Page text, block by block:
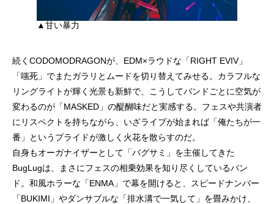
▲甘い暴力
続くCODOMODRAGONが、EDM×ラウドな「RIGHT EVIV」
「嗤死」でまたガラリとムードを切り替えてみせる。カラフルな
リングライトが輝く光景も新鮮で、こうしてバンドごとに空気が
変わるのが「MASKED」の醍醐味だと実感する。フェスや共演者
にリスペクトを持ちながら、いざライブが始まれば「俺たちが一
番」というプライドが激しく火花を散らすのだ。
自身もオーガナイザーとして「バグサミ」を主催してきた
BugLugは、まさにフェスの相乗効果を知り尽くしているバン
ド。和風ホラーな「ENMA」で幕を開けると、スピードナンバー
「BUKIMI」やダンサブルな「排水溝で一気して」を畳みかけ、